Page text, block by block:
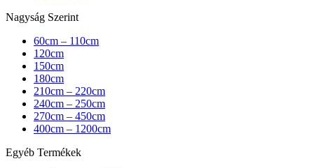
Nagyság Szerint
60cm – 110cm
120cm
150cm
180cm
210cm – 220cm
240cm – 250cm
270cm – 450cm
400cm – 1200cm
Egyéb Termékek